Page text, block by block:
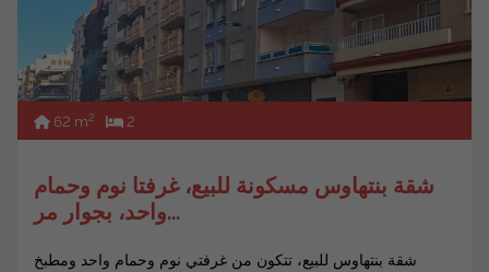
62 m2 2
شقة بنتهاوس مسكونة للبيع، غرفتا نوم وحمام
واحد، بجوار مر...
شقة بنتهاوس للبيع، تتكون من غرفتي نوم وحمام واحد ومطبخ